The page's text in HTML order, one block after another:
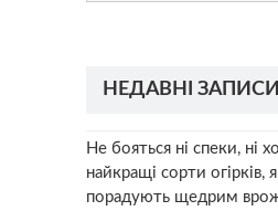
НЕДАВНІ ЗАПИСИ
Не бояться ні спеки, ні
найкращі сорти огірків,
порадують щедрим